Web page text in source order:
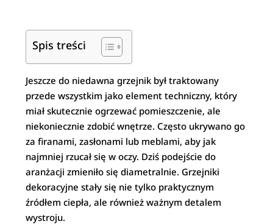
Spis treści
Jeszcze do niedawna grzejnik był traktowany
przede wszystkim jako element techniczny, który
miał skutecznie ogrzewać pomieszczenie, ale
niekoniecznie zdobić wnętrze. Często ukrywano go
za firanami, zasłonami lub meblami, aby jak
najmniej rzucał się w oczy. Dziś podejście do
aranżacji zmieniło się diametralnie. Grzejniki
dekoracyjne stały się nie tylko praktycznym
źródłem ciepła, ale również ważnym detalem
wystroju.